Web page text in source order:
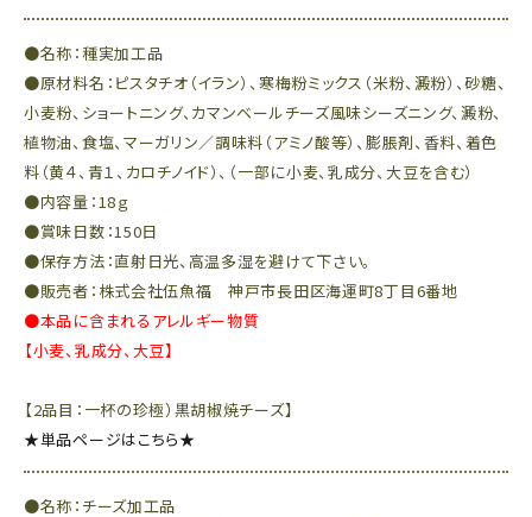
●名称：種実加工品
●原材料名：ピスタチオ（イラン）、寒梅粉ミックス（米粉、澱粉）、砂糖、
小麦粉、ショートニング、カマンベールチーズ風味シーズニング、澱粉、
植物油、食塩、マーガリン／調味料（アミノ酸等）、膨脹剤、香料、着色
料（黄４、青１、カロチノイド）、（一部に小麦、乳成分、大豆を含む）
●内容量：18ｇ
●賞味日数：150日
●保存方法：直射日光、高温多湿を避けて下さい。
●販売者：株式会社伍魚福 神戸市長田区海運町8丁目6番地
●本品に含まれるアレルギー物質
【小麦、乳成分、大豆】
【2品目：一杯の珍極）黒胡椒焼チーズ】
★単品ページはこちら★
●名称：チーズ加工品